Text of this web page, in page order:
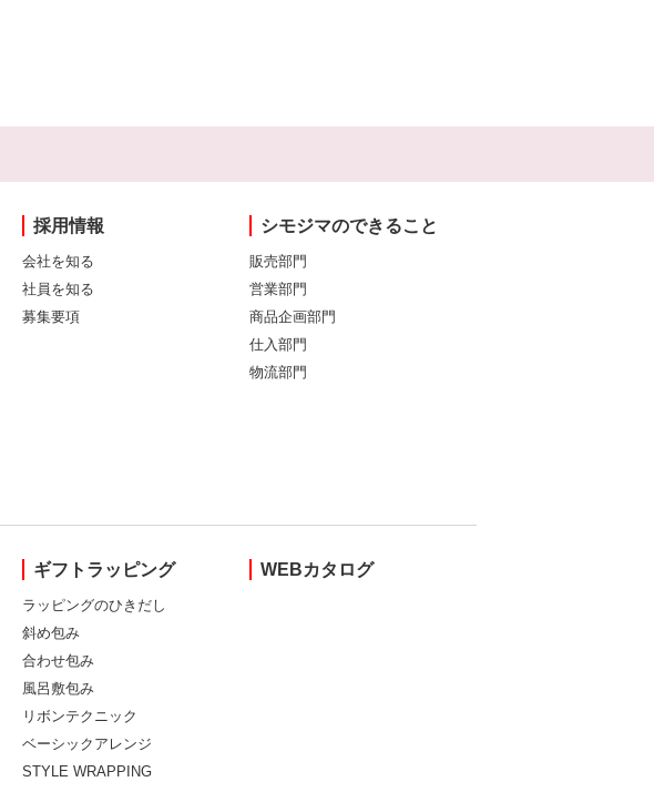
採用情報
会社を知る
社員を知る
募集要項
シモジマのできること
販売部門
営業部門
商品企画部門
仕入部門
物流部門
ギフトラッピング
ラッピングのひきだし
斜め包み
合わせ包み
風呂敷包み
リボンテクニック
ベーシックアレンジ
STYLE WRAPPING
WEBカタログ